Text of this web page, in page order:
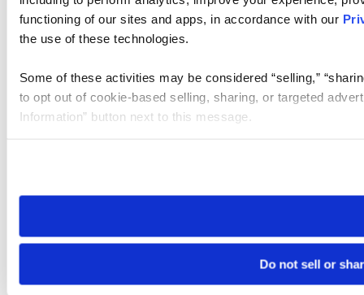
functioning of our sites and apps, in accordance with our
the use of these technologies.
Some of these activities may be considered “selling,”
to opt out of cookie-based selling, sharing, or targeted
Information” button next to this message.
need to be set again.
Do not sell or